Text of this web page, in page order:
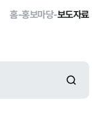
홈-홍보마당-보도자료